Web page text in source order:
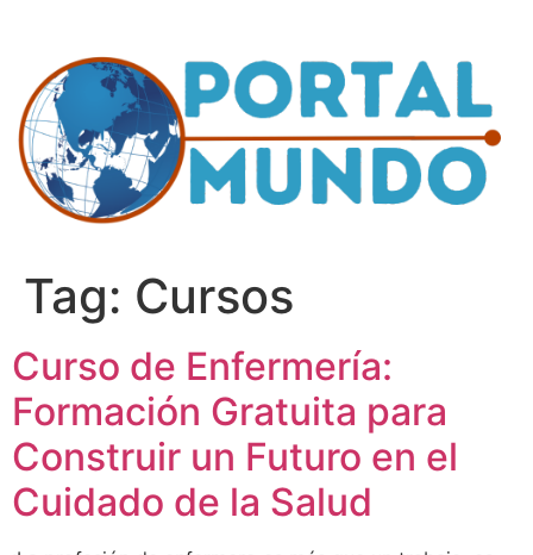
conteúdo
Tag: Cursos
Curso de Enfermería:
Formación Gratuita para
Construir un Futuro en el
Cuidado de la Salud